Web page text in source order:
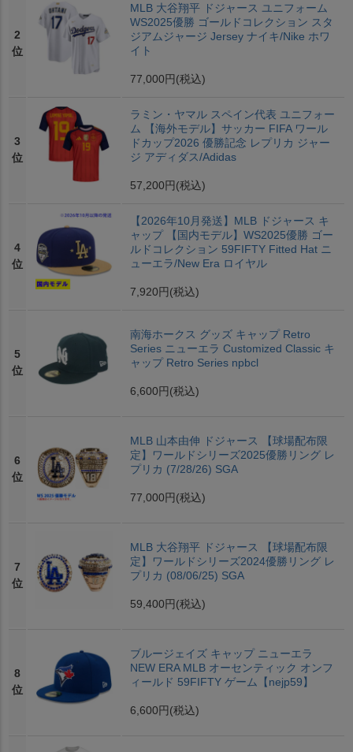
2
位
MLB 大谷翔平 ドジャース ユニフォーム
WS2025優勝 ゴールドコレクション スタ
ジアムジャージ Jersey ナイキ/Nike ホワ
イト
77,000円 (税込)
3
位
ラミン・ヤマル スペイン代表 ユニフォー
ム 【海外モデル】サッカー FIFA ワール
ドカップ2026 優勝記念 レプリカ ジャー
ジ アディダス/Adidas
57,200円 (税込)
4
位
【2026年10月発送】MLB ドジャース キ
ャップ 【国内モデル】WS2025優勝 ゴー
ルドコレクション 59FIFTY Fitted Hat ニ
ューエラ/New Era ロイヤル
7,920円 (税込)
5
位
南海ホークス グッズ キャップ Retro
Series ニューエラ Customized Classic キ
ャップ Retro Series npbcl
6,600円 (税込)
6
位
MLB 山本由伸 ドジャース 【球場配布限
定】ワールドシリーズ2025優勝リング レ
プリカ (7/28/26) SGA
77,000円 (税込)
7
位
MLB 大谷翔平 ドジャース 【球場配布限
定】ワールドシリーズ2024優勝リング レ
プリカ (08/06/25) SGA
59,400円 (税込)
8
位
ブルージェイズ キャップ ニューエラ
NEW ERA MLB オーセンティック オンフ
ィールド 59FIFTY ゲーム【nejp59】
6,600円 (税込)